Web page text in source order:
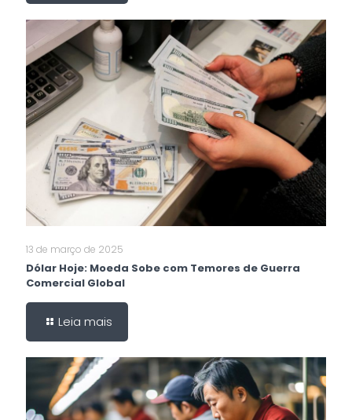
13 de março de 2025
Dólar Hoje: Moeda Sobe com Temores de Guerra
Comercial Global
Leia mais